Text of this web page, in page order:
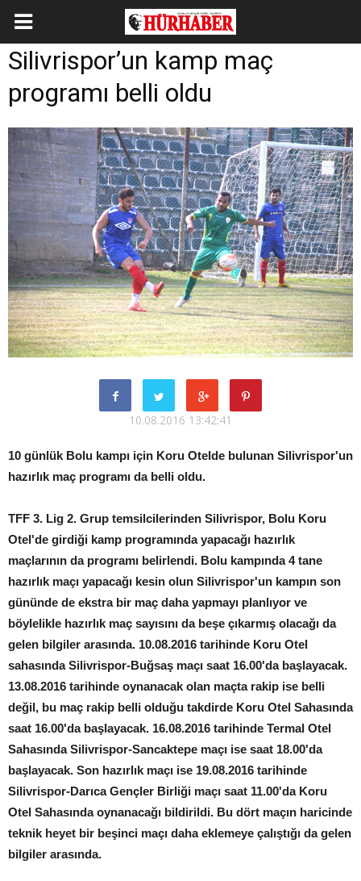
Silivrispor’un kamp maç
programı belli oldu
10.08.2016 13:42:41
10 günlük Bolu kampı için Koru Otelde bulunan Silivrispor'un
hazırlık maç programı da belli oldu.
TFF 3. Lig 2. Grup temsilcilerinden Silivrispor, Bolu Koru
Otel'de girdiği kamp programında yapacağı hazırlık
maçlarının da programı belirlendi. Bolu kampında 4 tane
hazırlık maçı yapacağı kesin olun Silivrispor'un kampın son
gününde de ekstra bir maç daha yapmayı planlıyor ve
böylelikle hazırlık maç sayısını da beşe çıkarmış olacağı da
gelen bilgiler arasında. 10.08.2016 tarihinde Koru Otel
sahasında Silivrispor-Buğsaş maçı saat 16.00'da başlayacak.
13.08.2016 tarihinde oynanacak olan maçta rakip ise belli
değil, bu maç rakip belli olduğu takdirde Koru Otel Sahasında
saat 16.00'da başlayacak. 16.08.2016 tarihinde Termal Otel
Sahasında Silivrispor-Sancaktepe maçı ise saat 18.00'da
başlayacak. Son hazırlık maçı ise 19.08.2016 tarihinde
Silivrispor-Darıca Gençler Birliği maçı saat 11.00'da Koru
Otel Sahasında oynanacağı bildirildi. Bu dört maçın haricinde
teknik heyet bir beşinci maçı daha eklemeye çalıştığı da gelen
bilgiler arasında.